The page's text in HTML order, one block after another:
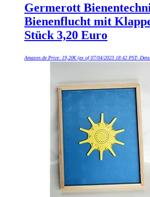
Germerott
Bienenflucht mit
Stück 3,20 Euro
Amazon.de Price: 19,20€(as of 07/04/2023 18:42 PST-